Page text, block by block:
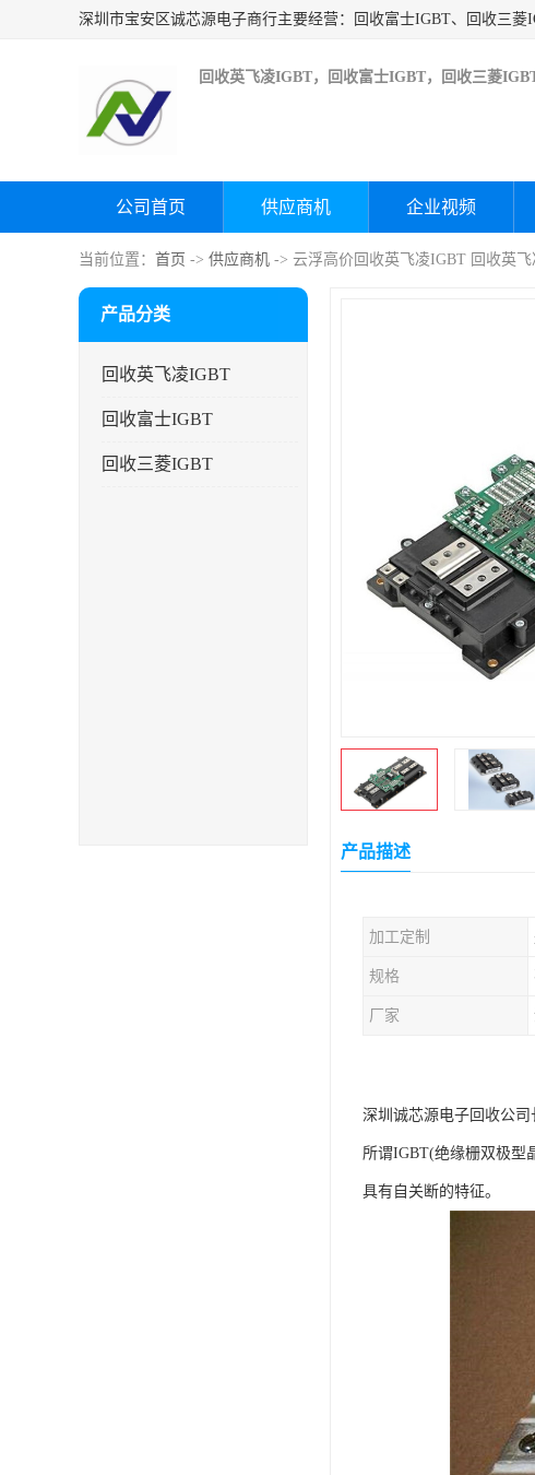
回收英飞凌IGBT，回收富士IGBT，回收三菱
公司首页 供应商机 企业视频
当前位置： 首页 -> 供应商机 -> 云浮高价回收英飞凌IGBT 回收英
产品分类
回收英飞凌IGBT
回收富士IGBT
回收三菱IGBT
产品描述
加工定制
规格
厂家
深圳诚芯源电子回收公司
所谓IGBT(绝缘栅双极型
具有自关断的特征。